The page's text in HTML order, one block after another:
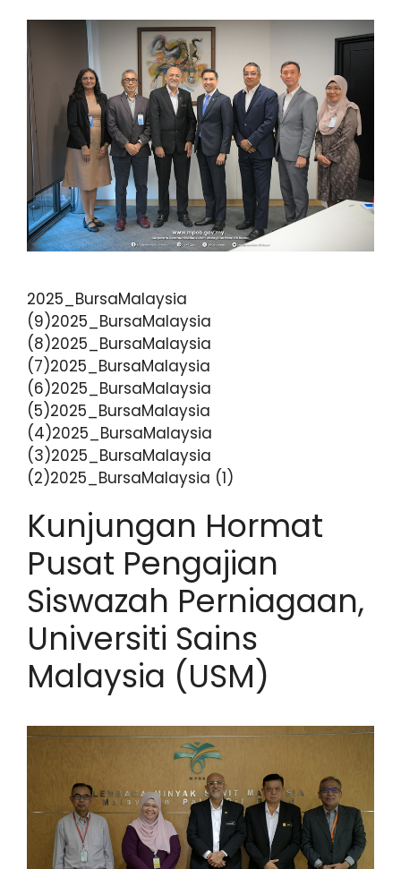
2025_BursaMalaysia
(9)2025_BursaMalaysia
(8)2025_BursaMalaysia
(7)2025_BursaMalaysia
(6)2025_BursaMalaysia
(5)2025_BursaMalaysia
(4)2025_BursaMalaysia
(3)2025_BursaMalaysia
(2)2025_BursaMalaysia (1)
Kunjungan Hormat
Pusat Pengajian
Siswazah Perniagaan,
Universiti Sains
Malaysia (USM)